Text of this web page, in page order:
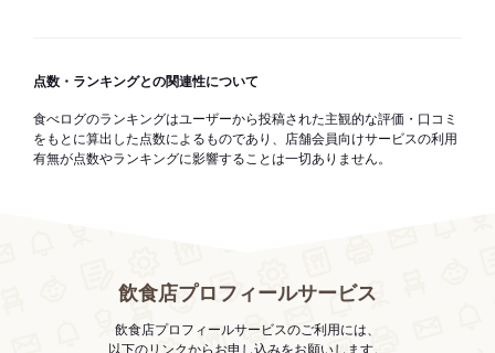
点数・ランキングとの関連性について
食べログのランキングはユーザーから投稿された主観的な評価・口コミ
をもとに算出した点数によるものであり、店舗会員向けサービスの利用
有無が点数やランキングに影響することは一切ありません。
飲食店プロフィールサービス
飲食店プロフィールサービスのご利用には、
以下のリンクからお申し込みをお願いします。